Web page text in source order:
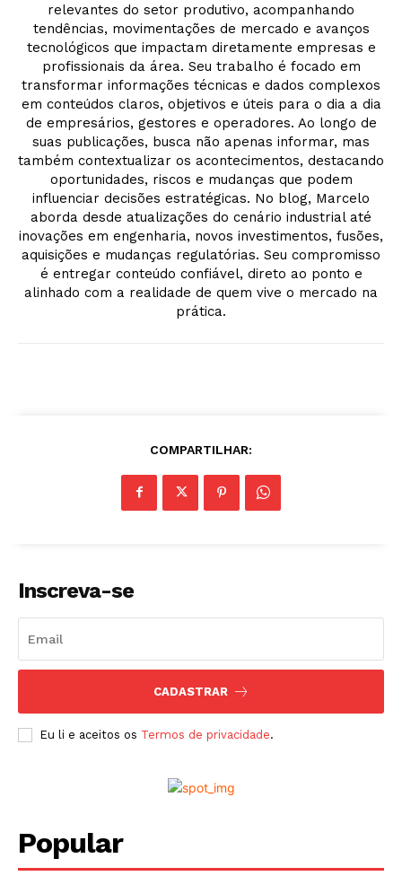
relevantes do setor produtivo, acompanhando
tendências, movimentações de mercado e avanços
tecnológicos que impactam diretamente empresas e
profissionais da área. Seu trabalho é focado em
transformar informações técnicas e dados complexos
em conteúdos claros, objetivos e úteis para o dia a dia
de empresários, gestores e operadores. Ao longo de
suas publicações, busca não apenas informar, mas
também contextualizar os acontecimentos, destacando
oportunidades, riscos e mudanças que podem
influenciar decisões estratégicas. No blog, Marcelo
aborda desde atualizações do cenário industrial até
inovações em engenharia, novos investimentos, fusões,
aquisições e mudanças regulatórias. Seu compromisso
é entregar conteúdo confiável, direto ao ponto e
alinhado com a realidade de quem vive o mercado na
prática.
COMPARTILHAR:
Inscreva-se
CADASTRAR
Eu li e aceitos os Termos de privacidade.
Popular